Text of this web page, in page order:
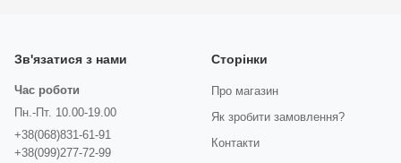
Зв'язатися з нами
Час роботи
Пн.-Пт. 10.00-19.00
+38(068)831-61-91
+38(099)277-72-99
Сторінки
Про магазин
Як зробити замовлення?
Контакти